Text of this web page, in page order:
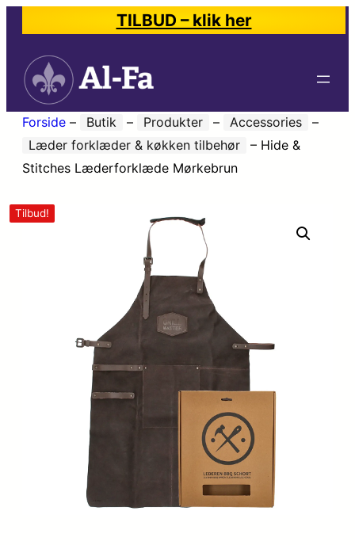
TILBUD – klik her
Forside – Butik – Produkter – Accessories
–
Læder forklæder & køkken tilbehør
– Hide &
Stitches Læderforklæde Mørkebrun
Tilbud!